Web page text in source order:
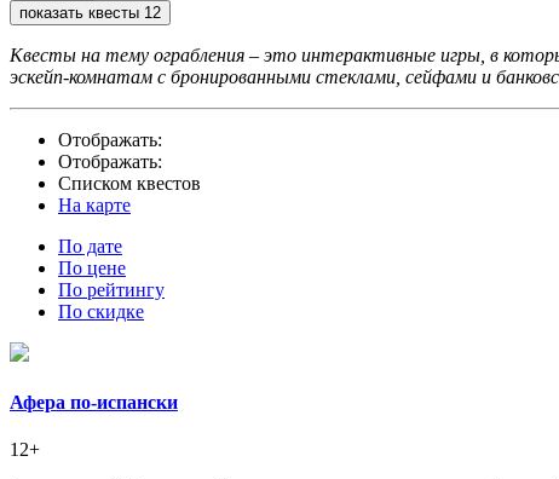
показать квесты 12
Квесты на тему ограбления – это интерактивные игры, в
эскейп-комнатам с бронированными стеклами, сейфами и
Отображать:
Отображать:
Списком квестов
На карте
По дате
По цене
По рейтингу
По скидке
Афера по-испански
12+